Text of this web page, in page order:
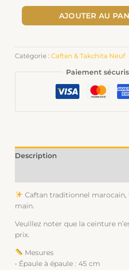
AJOUTER AU
Catégorie : Caftan & Takchita Neuf
Paiement
Description
Caftan traditionnel
main.
Veuillez noter que la ceinture
prix.
Mesures
• Épaule à épaule : 45 cm